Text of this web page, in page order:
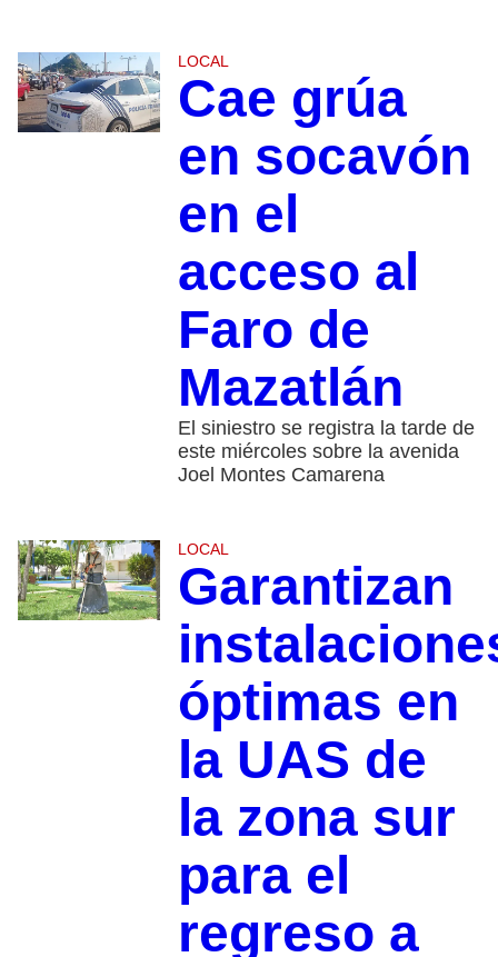
LOCAL
Cae grúa
en socavón
en el
acceso al
Faro de
Mazatlán
El siniestro se registra la tarde de
este miércoles sobre la avenida
Joel Montes Camarena
LOCAL
Garantizan
óptimas en
la UAS de
la zona sur
para el
regreso a